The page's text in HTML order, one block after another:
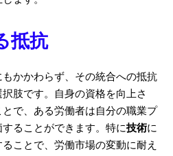
抵抗
かかわらず、その統合への抵抗
肢です。自身の資格を向上さ
で、ある労働者は自分の職業プ
ることができます。特に技術に
ことで、労働市場の変動に耐え